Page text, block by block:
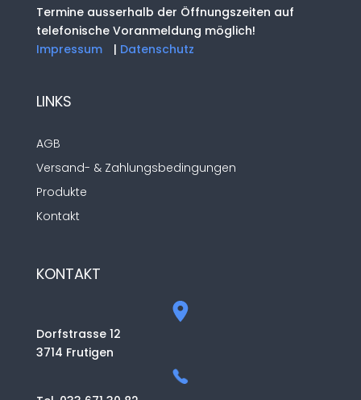
Termine ausserhalb der Öffnungszeiten auf
telefonische Voranmeldung möglich!
Impressum
| Datenschutz
LINKS
AGB
Versand- & Zahlungsbedingungen
Produkte
Kontakt
KONTAKT
Dorfstrasse 12
3714 Frutigen